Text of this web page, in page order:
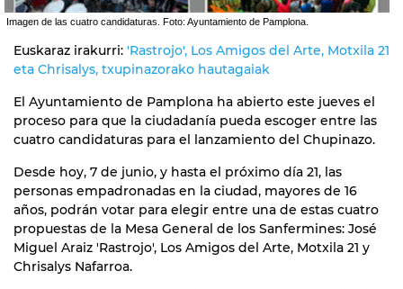
Imagen de las cuatro candidaturas. Foto: Ayuntamiento de Pamplona.
Euskaraz irakurri: 'Rastrojo', Los Amigos del Arte, Motxila 21
eta Chrisalys, txupinazorako hautagaiak
El Ayuntamiento de Pamplona ha abierto este jueves el
proceso para que la ciudadanía pueda escoger entre las
cuatro candidaturas para el lanzamiento del Chupinazo.
Desde hoy, 7 de junio, y hasta el próximo día 21, las
personas empadronadas en la ciudad, mayores de 16
años, podrán votar para elegir entre una de estas cuatro
propuestas de la Mesa General de los Sanfermines: José
Miguel Araiz 'Rastrojo', Los Amigos del Arte, Motxila 21 y
Chrisalys Nafarroa.